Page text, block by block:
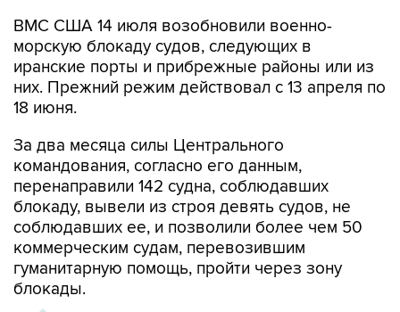
ВМС США 14 июля возобновили военно-
морскую блокаду судов, следующих в
иранские порты и прибрежные районы или из
них. Прежний режим действовал с 13 апреля по
18 июня.
За два месяца силы Центрального
командования, согласно его данным,
перенаправили 142 судна, соблюдавших
блокаду, вывели из строя девять судов, не
соблюдавших ее, и позволили более чем 50
коммерческим судам, перевозившим
гуманитарную помощь, пройти через зону
блокады.